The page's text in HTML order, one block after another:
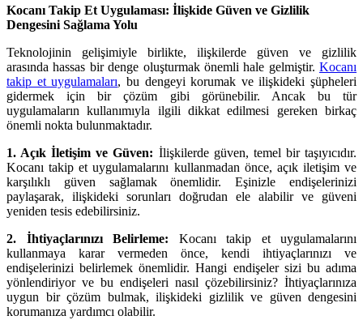
Kocanı Takip Et Uygulaması: İlişkide Güven ve Gizlilik
Dengesini Sağlama Yolu
Teknolojinin gelişimiyle birlikte, ilişkilerde güven ve gizlilik
arasında hassas bir denge oluşturmak önemli hale gelmiştir. Kocanı
takip et uygulamaları, bu dengeyi korumak ve ilişkideki şüpheleri
gidermek için bir çözüm gibi görünebilir. Ancak bu tür
uygulamaların kullanımıyla ilgili dikkat edilmesi gereken birkaç
önemli nokta bulunmaktadır.
1. Açık İletişim ve Güven: İlişkilerde güven, temel bir taşıyıcıdır.
Kocanı takip et uygulamalarını kullanmadan önce, açık iletişim ve
karşılıklı güven sağlamak önemlidir. Eşinizle endişelerinizi
paylaşarak, ilişkideki sorunları doğrudan ele alabilir ve güveni
yeniden tesis edebilirsiniz.
2. İhtiyaçlarınızı Belirleme: Kocanı takip et uygulamalarını
kullanmaya karar vermeden önce, kendi ihtiyaçlarınızı ve
endişelerinizi belirlemek önemlidir. Hangi endişeler sizi bu adıma
yönlendiriyor ve bu endişeleri nasıl çözebilirsiniz? İhtiyaçlarınıza
uygun bir çözüm bulmak, ilişkideki gizlilik ve güven dengesini
korumanıza yardımcı olabilir.